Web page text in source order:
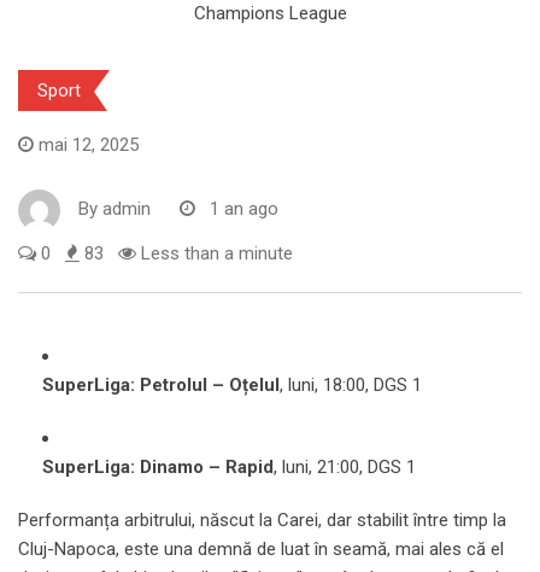
Sport
mai 12, 2025
By admin 1 an ago
0 83 Less than a minute
SuperLiga: Petrolul – Oțelul, luni, 18:00, DGS 1
SuperLiga: Dinamo – Rapid, luni, 21:00, DGS 1
Performanța arbitrului, născut la Carei, dar stabilit între timp la
Cluj-Napoca, este una demnă de luat în seamă, mai ales că el